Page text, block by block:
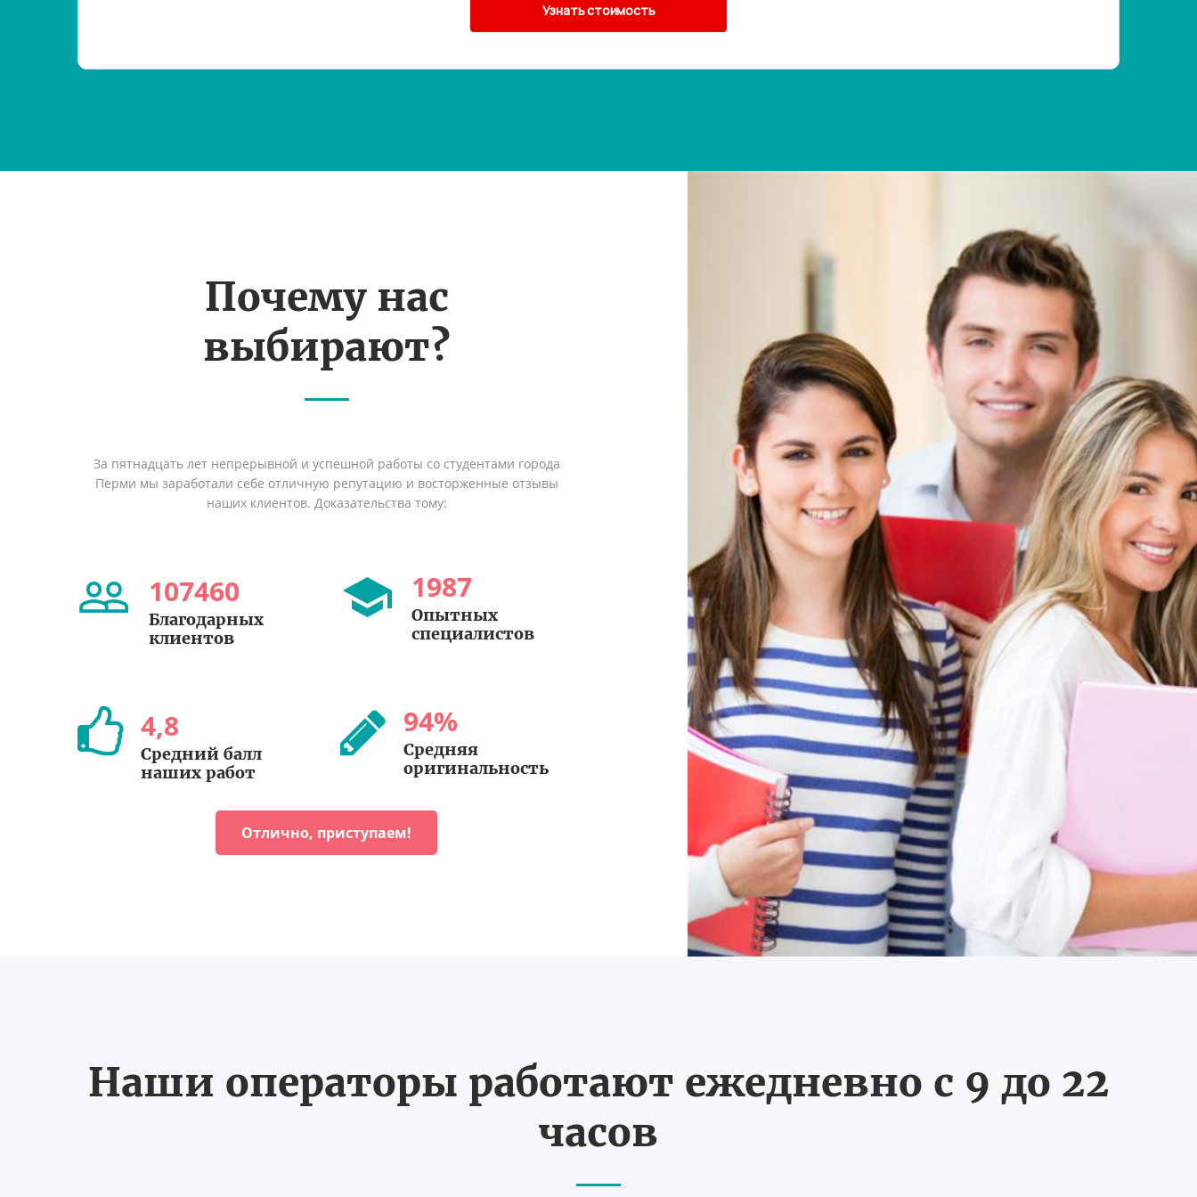
Почему нас
выбирают?
За пятнадцать лет непрерывной и успешной работы со студентами города
Перми мы заработали себе отличную репутацию и восторженные отзывы
наших клиентов. Доказательства тому:
107460
Благодарных
клиентов
1987
Опытных
специалистов
4,8
Средний балл
наших работ
94%
Средняя
оригинальность
Отлично, приступаем!
Наши операторы работают ежедневно с 9 до 22
часов